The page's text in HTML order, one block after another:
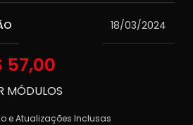
18/03/2024
57,00
MÓDULOS
e Atualizações Inclusas